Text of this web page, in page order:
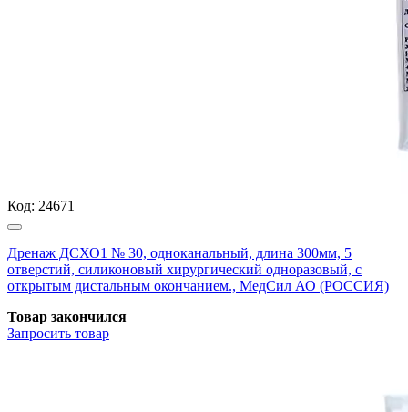
Код: 24671
Дренаж ДСХО1 № 30, одноканальный, длина 300мм, 5
отверстий, силиконовый хирургический одноразовый, с
открытым дистальным окончанием., МедСил АО (РОССИЯ)
Товар закончился
Запросить товар